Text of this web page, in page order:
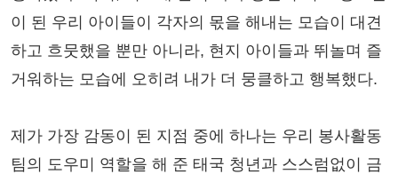
이 된 우리 아이들이 각자의 몫을 해내는 모습이 대견
하고 흐뭇했을 뿐만 아니라, 현지 아이들과 뛰놀며 즐
거워하는 모습에 오히려 내가 더 뭉클하고 행복했다.
제가 가장 감동이 된 지점 중에 하나는 우리 봉사활동
팀의 도우미 역할을 해 준 태국 청년과 스스럼없이 금